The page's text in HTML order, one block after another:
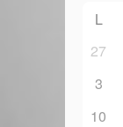
L
27
3
10